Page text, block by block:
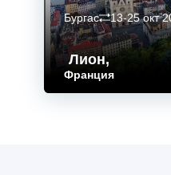
Лион,
Франция
Бургас 13-25 окт